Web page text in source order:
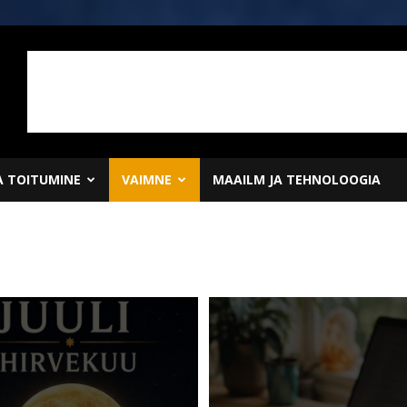
TOITUMINE VAIMNE MAAILM JA TEHNOLOOGIA